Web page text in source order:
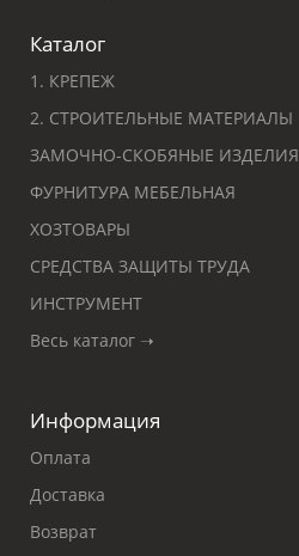
Каталог
1. КРЕПЕЖ
2. СТРОИТЕЛЬНЫЕ МАТЕРИАЛЫ
ЗАМОЧНО-СКОБЯНЫЕ ИЗДЕЛИЯ
ФУРНИТУРА МЕБЕЛЬНАЯ
ХОЗТОВАРЫ
СРЕДСТВА ЗАЩИТЫ ТРУДА
ИНСТРУМЕНТ
Весь каталог ➝
Информация
Оплата
Доставка
Возврат